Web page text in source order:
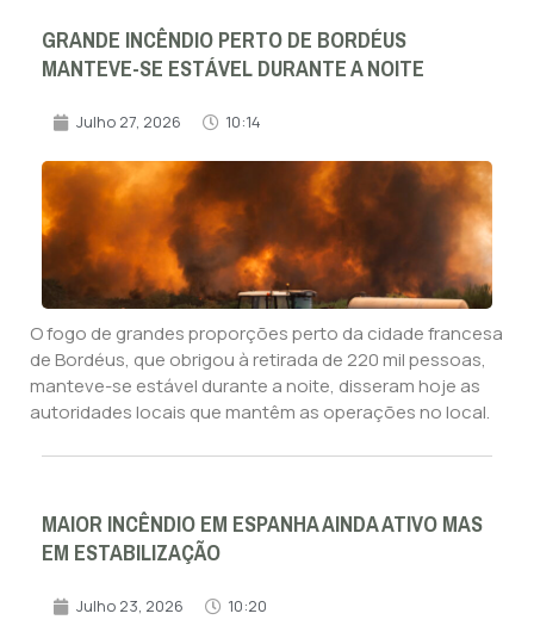
GRANDE INCÊNDIO PERTO DE BORDÉUS
MANTEVE-SE ESTÁVEL DURANTE A NOITE
Julho 27, 2026 10:14
O fogo de grandes proporções perto da cidade francesa
de Bordéus, que obrigou à retirada de 220 mil pessoas,
manteve-se estável durante a noite, disseram hoje as
autoridades locais que mantêm as operações no local.
MAIOR INCÊNDIO EM ESPANHA AINDA ATIVO MAS
EM ESTABILIZAÇÃO
Julho 23, 2026 10:20